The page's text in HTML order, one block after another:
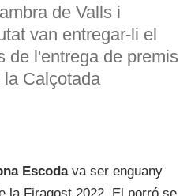
de Valls i
van entregar-li el
de l'entrega de premis
Calçotada
Escodava ser enguany